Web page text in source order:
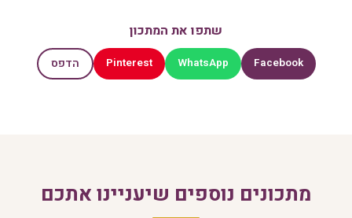
שתפו את המתכון
Facebook
WhatsApp
Pinterest הדפס
מתכונים נוספים שיעניינו אתכם